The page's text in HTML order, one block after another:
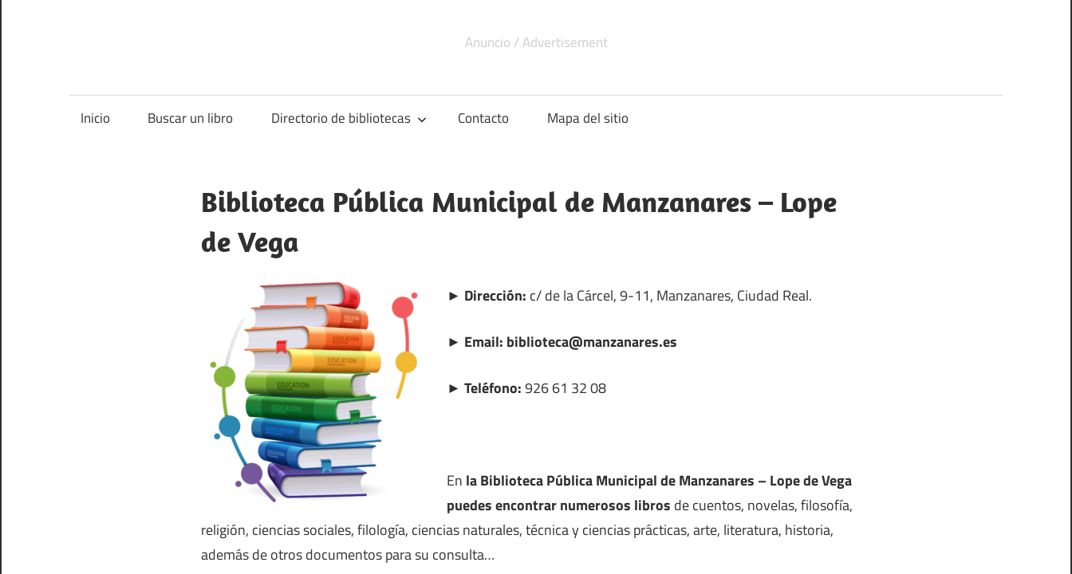
Inicio Buscar un libro Directorio de bibliotecas Contacto Mapa del sitio
Biblioteca Pública Municipal de Manzanares – Lope
de Vega
► Dirección: c/ de la Cárcel, 9-11, Manzanares, Ciudad Real.
► Email: biblioteca@manzanares.es
► Teléfono:926 61 32 08
En la Biblioteca Pública Municipal de Manzanares – Lope de Vega
puedes encontrar numerosos libros de cuentos, novelas, filosofía,
religión, ciencias sociales, filología, ciencias naturales, técnica y ciencias prácticas, arte, literatura, historia,
además de otros documentos para su consulta…